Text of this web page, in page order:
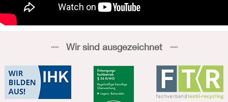
Wir sind ausgezeichnet